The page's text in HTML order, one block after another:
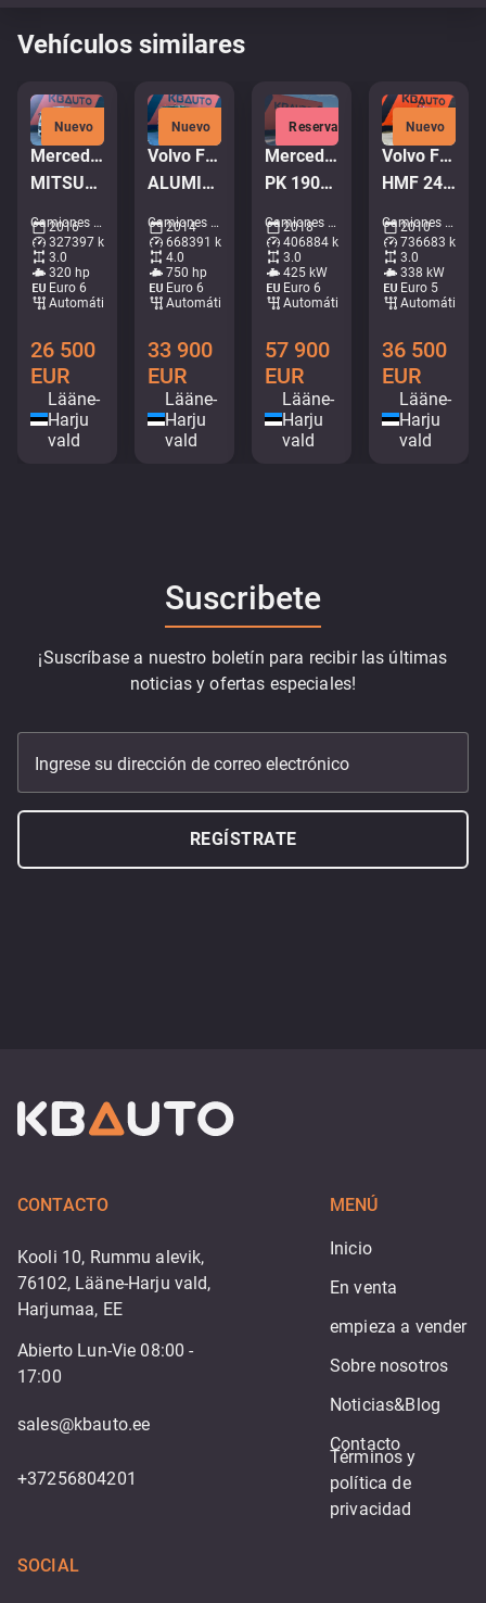
Vehículos similares
Nuevo
Mercedes-Benz Antos 2532 6x2*4
MITSUBISHI TU85SA / BOX L=8539 mm
Camiones - Nevera • M714-0584
2016
327397 km
3.0
320 hp
Euro 6
Automático
26 500
EUR
Lääne-
Harju
vald
Nuevo
Volvo FH16 750 8x4*4
ALUMINIUM TIPPER BODY / EURO5
Camiones - Volquete • M966-2659
2014
668391 km
4.0
750 hp
Euro 6
Automático
33 900
EUR
Lääne-
Harju
vald
Reservado
Mercedes-Benz Actros 2658 6x4
PK 19001 / RETARDER / BOX L=6628 mm
Camiones - Volquete grúa • M250-6011
2018
406884 km
3.0
425 kW
Euro 6
Automático
57 900
EUR
Lääne-
Harju
vald
Nuevo
Volvo FM 450 6x2*4
HMF 2420 K5 / PALIFT L=4750 mm
Camiones - Elevación de gancho de grúa • M062-7905
2010
736683 km
3.0
338 kW
Euro 5
Automático
36 500
EUR
Lääne-
Harju
vald
Suscribete
¡Suscríbase a nuestro boletín para recibir las últimas
noticias y ofertas especiales!
Ingrese su dirección de correo electrónico
REGÍSTRATE
CONTACTO
Kooli 10, Rummu alevik,
76102, Lääne-Harju vald,
Harjumaa, EE
Abierto Lun-Vie 08:00 -
17:00
sales@kbauto.ee
+37256804201
MENÚ
Inicio
En venta
empieza a vender
Sobre nosotros
Noticias&Blog
Contacto
Términos y
política de
privacidad
SOCIAL